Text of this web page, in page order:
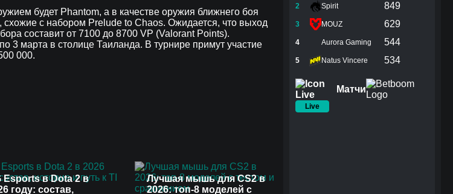
будет Phantom, а в качестве оружия ближнего боя
с набором Prelude to Chaos. Ожидается, что выход
составит от 7100 до 8700 VP (Valorant Points).
3 марта в столице Таиланда. В турнире примут участие
000.
Esports в Dota 2 в
году: состав,
Лучшая мышь для CS2 в
2026: топ-8 моделей с
2 Spirit 849
3 MOUZ 629
4 Aurora Gaming 544
5 Natus Vincere 534
Матчи
Live